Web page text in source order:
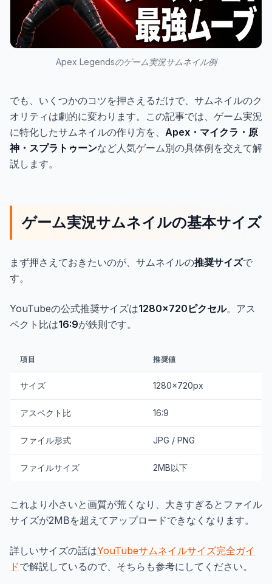
Apex Legendsのゲーム実況サムネイル例
でも、いくつかのコツを押さえるだけで、サムネイルのク
オリティは劇的に変わります。この記事では、ゲーム実況
に特化したサムネイルの作り方を、 Apex・マイクラ・原
神・スプラトゥーンなど人気ゲーム別の具体例を交えて解
説します。
ゲーム実況サムネイルの基本サイズ
まず押さえておきたいのが、サムネイルの推奨サイズで
す。
YouTubeの公式推奨サイズは1280×720ピクセル。アス
ペクト比は16:9が鉄則です。
項目 推奨値
サイズ 1280×720px
アスペクト比 16:9
ファイル形式 JPG / PNG
ファイルサイズ 2MB以下
これより小さいと画質が荒くなり、大きすぎるとファイル
サイズが2MBを超えてアップロードできなくなります。
詳しいサイズの話はYouTubeサムネイルサイズ完全ガイ
ドで解説しているので、そちらも参考にしてください。